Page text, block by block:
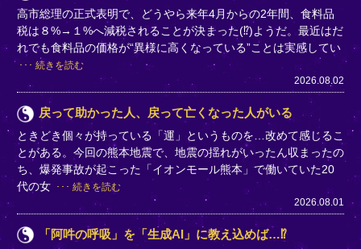
高市総理の正式表明で、どうやら来年4月からの2年間、食料品
税は８%→１%へ減税されることが決まった(⁉)ようだ。最近はだ
れでも食料品の価格が“異様に高くなっている”ことは実感してい
続きを読む
2026.08.02
戻って助かった人、戻って亡くなった人がいる
ときどき個々が持っている「運」というものを…改めて感じるこ
とがある。今回の熊本地震で、地震の揺れがいったん収まったの
ち、爆発事故が起こった「イオンモール熊本」で働いていた20
代の女
続きを読む
2026.08.01
「阿吽の呼吸」を「生成AI」に教え込めば…⁉